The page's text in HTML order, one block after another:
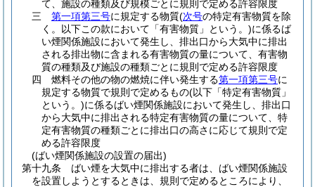
て、施設の種類及び規模ごとに規則で定める許容限度
三
第一項第三号に規定する物質(次号の特定有害物質を除
く。以下この款において「有害物質」という。)に係るば
い煙関係施設において発生し、排出口から大気中に排出
される排出物に含まれる有害物質の量について、有害物
質の種類及び施設の種類ごとに規則で定める許容限度
四
燃料その他の物の燃焼に伴い発生する第一項第三号に
規定する物質で規則で定めるもの(以下「特定有害物質」
という。)に係るばい煙関係施設において発生し、排出口
から大気中に排出される特定有害物質の量について、特
定有害物質の種類ごとに排出口の高さに応じて規則で定
める許容限度
(ばい煙関係施設の設置の届出)
第十九条
ばい煙を大気中に排出する者は、ばい煙関係施設
を設置しようとするときは、規則で定めるところにより、